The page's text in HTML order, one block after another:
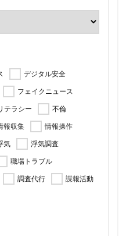
デジタル安全
フェイクニュース
テラシー
不倫
報収集
情報操作
気
浮気調査
職場トラブル
調査代行
諜報活動